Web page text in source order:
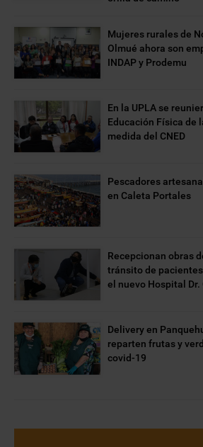
Mujeres rurales de
Olmué ahora son
INDAP y Prodemu
En la UPLA se
Educación Física de
medida del CNED
Pescadores
en Caleta Portales
Recepcionan obras
tránsito de
el nuevo Hospital Dr.
Delivery en
reparten frutas y
covid-19